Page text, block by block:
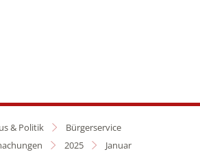
& Politik
Bürgerservice
2025
Januar